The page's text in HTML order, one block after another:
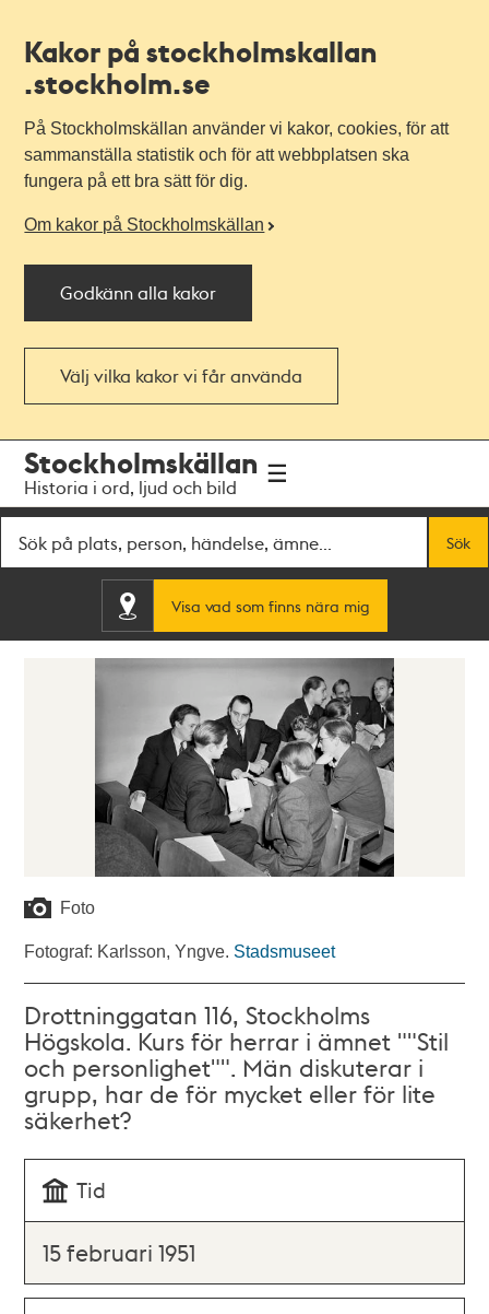
Kakor på stockholmskallan
.stockholm.se
På Stockholmskällan använder vi kakor, cookies, för att
sammanställa statistik och för att webbplatsen ska
fungera på ett bra sätt för dig.
Om kakor på Stockholmskällan
Godkänn alla kakor
Välj vilka kakor vi får använda
navigationen
huvudinnehållet
Stockholmskällan
Historia i ord, ljud och bild
Sök
Visa vad som finns nära mig
Foto
Fotograf: Karlsson, Yngve. Stadsmuseet
Drottninggatan 116, Stockholms
Högskola. Kurs för herrar i ämnet ""Stil
och personlighet"". Män diskuterar i
grupp, har de för mycket eller för lite
säkerhet?
Tid
15 februari 1951